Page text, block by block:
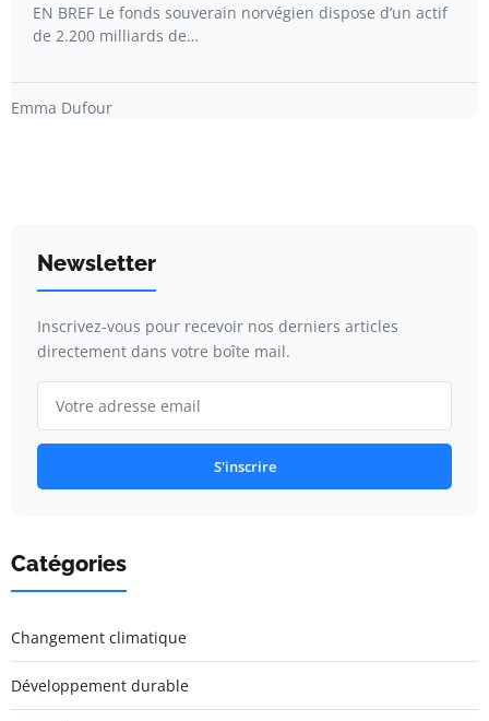
EN BREF Le fonds souverain norvégien dispose d’un actif
de 2.200 milliards de…
Emma Dufour
Newsletter
Inscrivez-vous pour recevoir nos derniers articles
directement dans votre boîte mail.
S'inscrire
Catégories
Changement climatique
Développement durable